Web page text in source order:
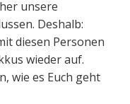
unsere
Deshalb:
diesen Personen
wieder auf.
wie es Euch geht